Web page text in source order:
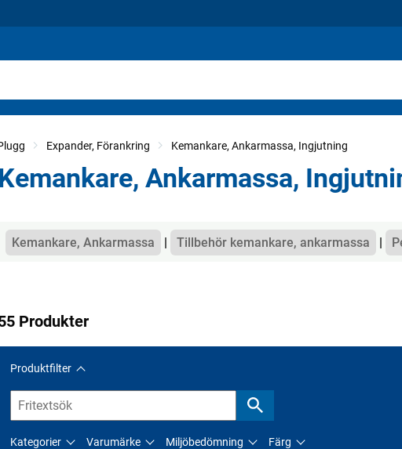
Expander, Förankring Kemankare, Ankarmassa, Ingjutning
Kemankare, Ankarmassa,
Kategorier
Kemankare, Ankarmassa Tillbehör kemankare, ankarmassa
Produkter
Produktfilter
Kategorier Varumärke Miljöbedömning Färg